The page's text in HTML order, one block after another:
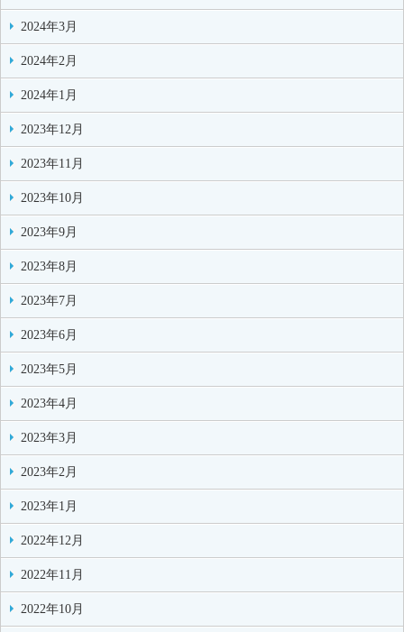
2024年3月
2024年2月
2024年1月
2023年12月
2023年11月
2023年10月
2023年9月
2023年8月
2023年7月
2023年6月
2023年5月
2023年4月
2023年3月
2023年2月
2023年1月
2022年12月
2022年11月
2022年10月